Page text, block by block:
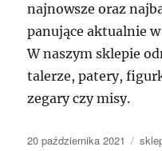
najnowsze oraz
panujące aktualnie
W naszym sklepie
talerze, patery,
zegary czy misy.
Data
20 października 2021